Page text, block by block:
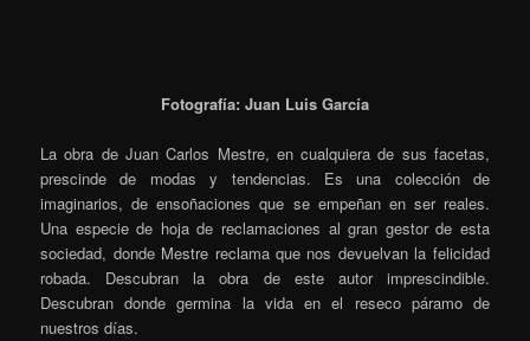
Fotografía: Juan Luis García
La obra de Juan Carlos Mestre, en cualquiera de sus facetas,
prescinde de modas y tendencias. Es una colección de
imaginarios, de ensoñaciones que se empeñan en ser reales.
Una especie de hoja de reclamaciones al gran gestor de esta
sociedad, donde Mestre reclama que nos devuelvan la felicidad
robada. Descubran la obra de este autor imprescindible.
Descubran donde germina la vida en el reseco páramo de
nuestros días.